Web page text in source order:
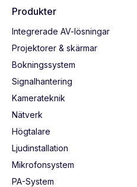
Produkter
Integrerade AV-lösningar
Projektorer & skärmar
Bokningssystem
Signalhantering
Kamerateknik
Nätverk
Högtalare
Ljudinstallation
Mikrofonsystem
PA-System